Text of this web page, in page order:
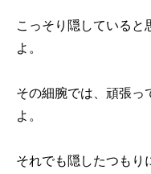
こっそり隠している
よ。
その細腕では、頑張っ
よ。
それでも隠したつもり